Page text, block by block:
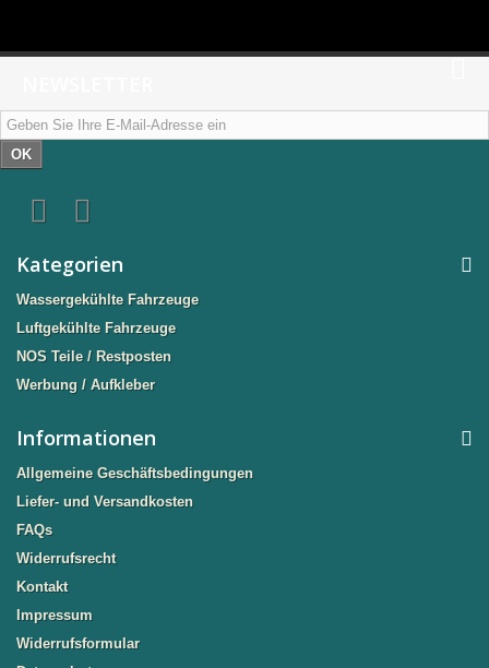
OK
Kategorien
Wassergekühlte Fahrzeuge
Luftgekühlte Fahrzeuge
NOS Teile / Restposten
Werbung / Aufkleber
Informationen
Allgemeine Geschäftsbedingungen
Liefer- und Versandkosten
FAQs
Widerrufsrecht
Kontakt
Impressum
Widerrufsformular